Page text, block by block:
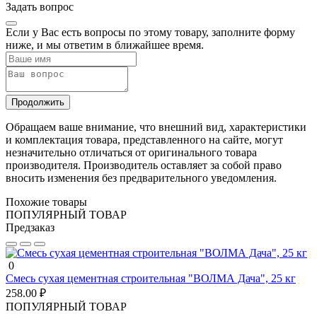
Задать вопрос
Если у Вас есть вопросы по этому товару, заполните форму
ниже, и мы ответим в ближайшее время.
Продолжить
Обращаем ваше внимание, что внешний вид, характеристики
и комплектация товара, представленного на сайте, могут
незначительно отличаться от оригинального товара
производителя. Производитель оставляет за собой право
вносить изменения без предварительного уведомления.
Похожие товары
ПОПУЛЯРНЫЙ ТОВАР
Предзаказ
0
Смесь сухая цементная строительная "ВОЛМА Дача", 25 кг
258.00 ₽
ПОПУЛЯРНЫЙ ТОВАР